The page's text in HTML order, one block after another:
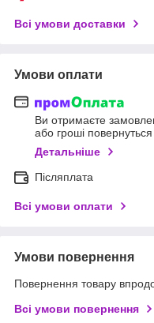
Всі умови доставки
Умови оплати
Ви отримаєте
або гроші
Детальніше
Післяплата
Всі умови оплати
Умови повернення
Повернення товару
Всі умови повернення